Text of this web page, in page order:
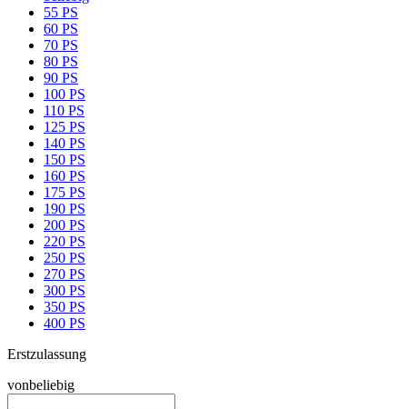
55 PS
60 PS
70 PS
80 PS
90 PS
100 PS
110 PS
125 PS
140 PS
150 PS
160 PS
175 PS
190 PS
200 PS
220 PS
250 PS
270 PS
300 PS
350 PS
400 PS
Erstzulassung
vonbeliebig